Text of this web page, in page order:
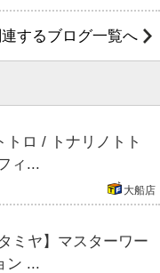
するブログ一覧へ
トロ / トナリノトト
ィ...
大船店
タミヤ】マスターワー
ン ...